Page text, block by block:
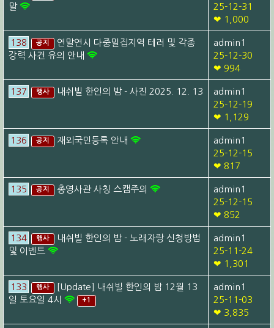
말
25-12-31
❤ 1,000
138 공지
연말연시 다중밀집지역 테러 및 각종
강력 사건 유의 안내
admin1
25-12-30
❤ 994
137 행사 내쉬빌 한인의 밤 - 사진 2025. 12. 13
admin1
25-12-19
❤ 1,129
136 공지 재외국민등록 안내
admin1
25-12-15
❤ 817
135 공지 총영사관 사칭 스캠주의
admin1
25-12-15
❤ 852
134 행사
내쉬빌 한인의 밤 - 노래자랑 신청방법
및 이벤트
admin1
25-11-24
❤ 1,301
133 행사
[Update] 내쉬빌 한인의 밤 12월 13
일 토요일 4시
+1
admin1
25-11-03
❤ 3,835